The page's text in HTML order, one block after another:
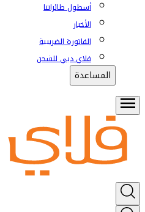
أسطول طائراتنا
الأخبار
الفاتورة الضريبية
فلاي دبي للشحن
المساعدة